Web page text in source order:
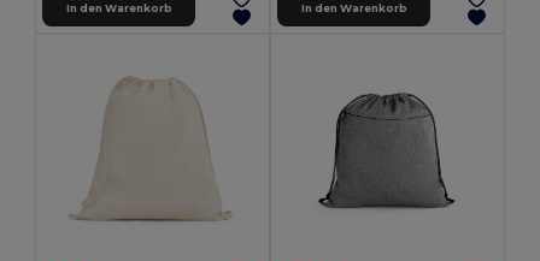
In den Warenkorb In den Warenkorb